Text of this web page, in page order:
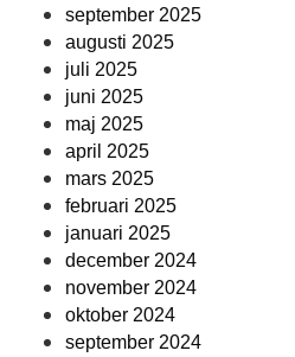
september 2025
augusti 2025
juli 2025
juni 2025
maj 2025
april 2025
mars 2025
februari 2025
januari 2025
december 2024
november 2024
oktober 2024
september 2024